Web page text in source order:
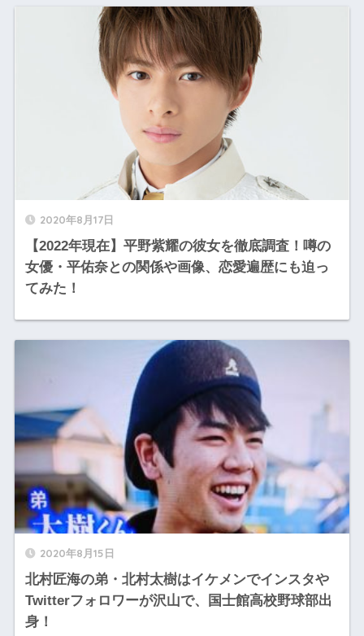
2020年8月17日
【2022年現在】平野紫耀の彼女を徹底調査！噂の
女優・平佑奈との関係や画像、恋愛遍歴にも迫っ
てみた！
2020年8月15日
北村匠海の弟・北村太樹はイケメンでインスタや
Twitterフォロワーが沢山で、国士館高校野球部出
身！